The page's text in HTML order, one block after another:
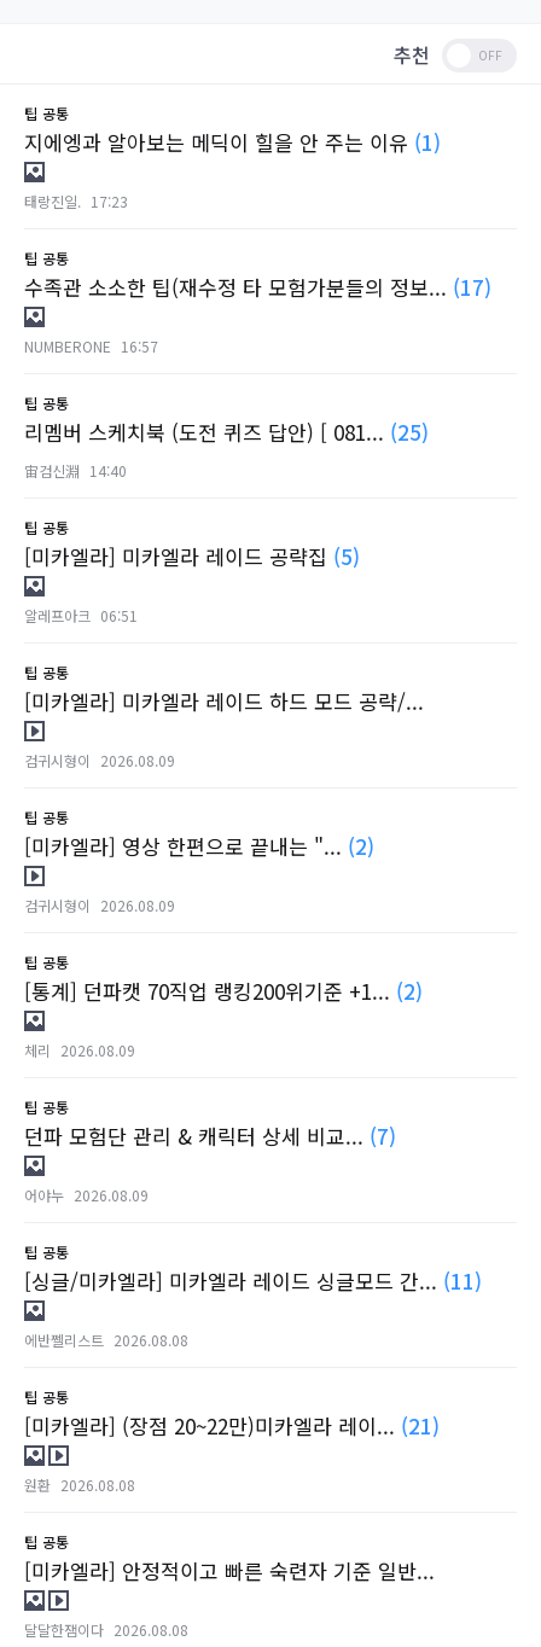
추천
팁 공통
지에엥과 알아보는 메딕이 힐을 안 주는 이유 (1)
태랑진일. 17:23
팁 공통
수족관 소소한 팁(재수정 타 모험가분들의 정보... (17)
NUMBERONE 16:57
팁 공통
리멤버 스케치북 (도전 퀴즈 답안) [ 081... (25)
宙검신淵 14:40
팁 공통
[미카엘라] 미카엘라 레이드 공략집 (5)
알레프아크 06:51
팁 공통
[미카엘라] 미카엘라 레이드 하드 모드 공략/...
검귀시형이 2026.08.09
팁 공통
[미카엘라] 영상 한편으로 끝내는 "... (2)
검귀시형이 2026.08.09
팁 공통
[통계] 던파캣 70직업 랭킹200위기준 +1... (2)
체리 2026.08.09
팁 공통
던파 모험단 관리 & 캐릭터 상세 비교... (7)
어야누 2026.08.09
팁 공통
[싱글/미카엘라] 미카엘라 레이드 싱글모드 간... (11)
에반쩰리스트 2026.08.08
팁 공통
[미카엘라] (장점 20~22만)미카엘라 레이... (21)
원환 2026.08.08
팁 공통
[미카엘라] 안정적이고 빠른 숙련자 기준 일반...
달달한잼이다 2026.08.08